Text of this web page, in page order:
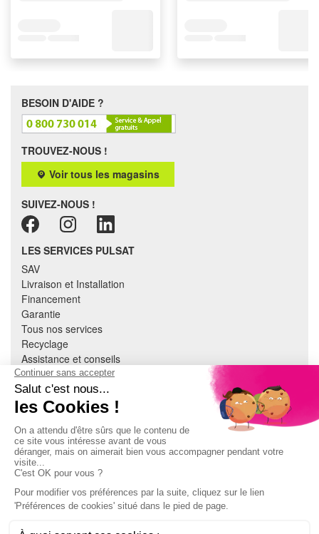
BESOIN D'AIDE ?
TROUVEZ-NOUS !
Voir tous les magasins
SUIVEZ-NOUS !
LES SERVICES PULSAT
SAV
Livraison et Installation
Financement
Garantie
Tous nos services
Recyclage
Assistance et conseils
Cuisine équipée
Literie
Nous contacter
À PROPOS
CGV
Mentions légales
Données personnelles
Devenir adhérent